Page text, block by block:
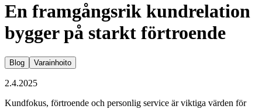
En framgångsrik kundrelation
bygger på starkt förtroende
Blog Varainhoito
2.4.2025
Kundfokus, förtroende och personlig service är viktiga värden för